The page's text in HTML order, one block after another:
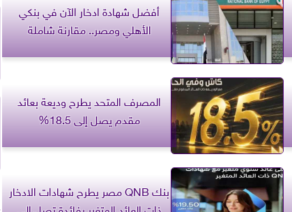
أفضل شهادة ادخار الآن في بنكي
الأهلي ومصر.. مقارنة شاملة
المصرف المتحد يطرح وديعة بعائد
مقدم يصل إلى 18.5%
بنك QNB مصر يطرح شهادات الادخار